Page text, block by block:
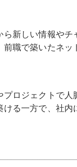
新しい情報やチ
職で築いたネッ
ロジェクトで人
る一方で、社内